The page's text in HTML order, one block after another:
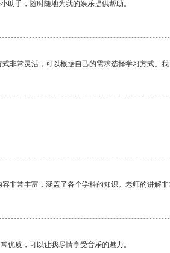
助手，随时随地为我的娱乐提供帮助。
非常灵活，可以根据自己的需求选择学习方式。我
非常丰富，涵盖了各个学科的知识。老师的讲解非
优质，可以让我尽情享受音乐的魅力。